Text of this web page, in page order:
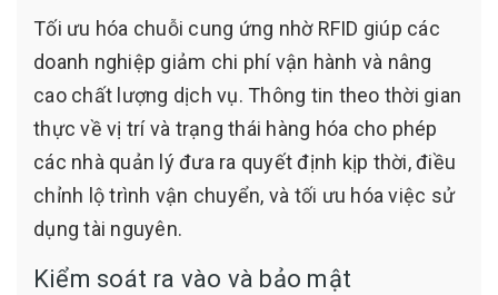
Tối ưu hóa chuỗi cung ứng nhờ RFID giúp các
doanh nghiệp giảm chi phí vận hành và nâng
cao chất lượng dịch vụ. Thông tin theo thời gian
thực về vị trí và trạng thái hàng hóa cho phép
các nhà quản lý đưa ra quyết định kịp thời, điều
chỉnh lộ trình vận chuyển, và tối ưu hóa việc sử
dụng tài nguyên.
Kiểm soát ra vào và bảo mật